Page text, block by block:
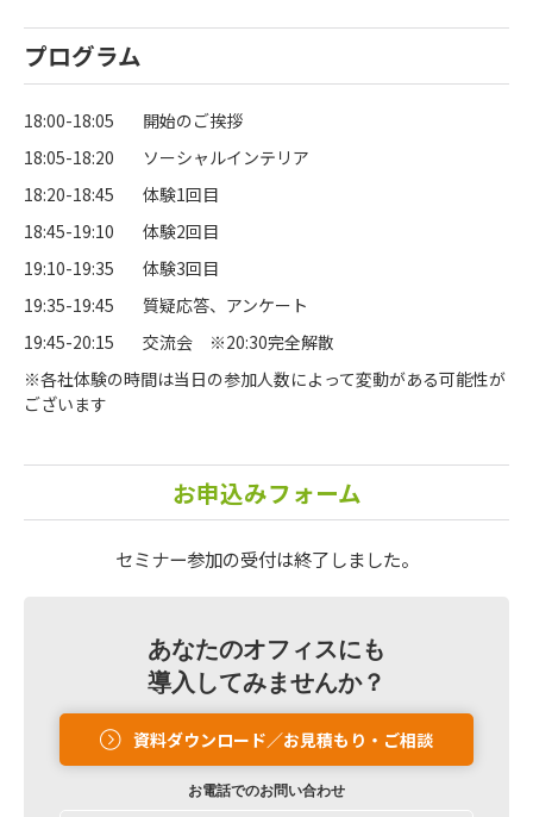
プログラム
18:00-18:05
開始のご挨拶
18:05-18:20
ソーシャルインテリア
18:20-18:45
体験1回目
18:45-19:10
体験2回目
19:10-19:35
体験3回目
19:35-19:45
質疑応答、アンケート
19:45-20:15
交流会 ※20:30完全解散
※各社体験の時間は当日の参加人数によって変動がある可能性が
ございます
お申込みフォーム
セミナー参加の受付は終了しました。
あなたのオフィスにも
導入してみませんか？
資料ダウンロード／お見積もり・ご相談
お電話でのお問い合わせ